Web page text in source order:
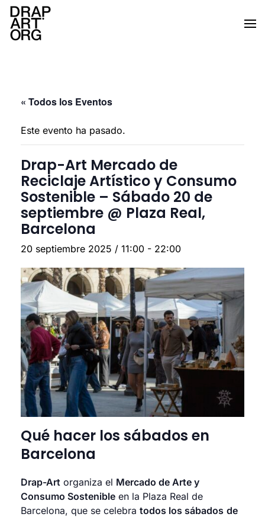
Ir al contenido principal
« Todos los Eventos
Este evento ha pasado.
Drap-Art Mercado de
Reciclaje Artístico y Consumo
Sostenible – Sábado 20 de
septiembre @ Plaza Real,
Barcelona
20 septiembre 2025 / 11:00 - 22:00
Qué hacer los sábados en
Barcelona
Drap-Art organiza el Mercado de Arte y
Consumo Sostenible en la Plaza Real de
Barcelona, que se celebra todos los sábados de